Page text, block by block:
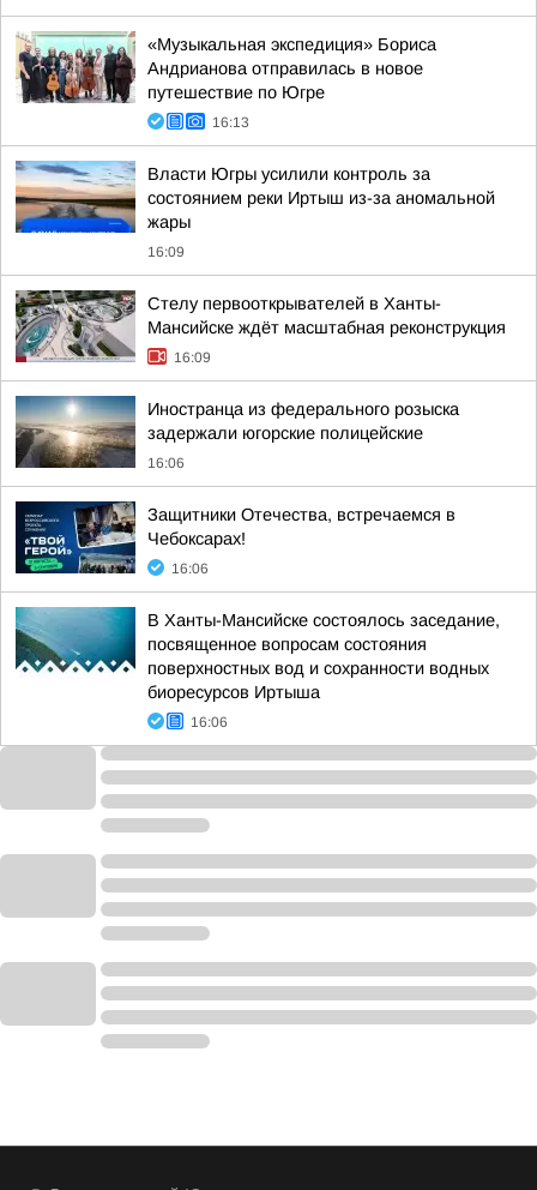
«Музыкальная экспедиция» Бориса
Андрианова отправилась в новое
путешествие по Югре
16:13
Власти Югры усилили контроль за
состоянием реки Иртыш из-за аномальной
жары
16:09
Стелу первооткрывателей в Ханты-
Мансийске ждёт масштабная реконструкция
16:09
Иностранца из федерального розыска
задержали югорские полицейские
16:06
Защитники Отечества, встречаемся в
Чебоксарах!
16:06
В Ханты-Мансийске состоялось заседание,
посвященное вопросам состояния
поверхностных вод и сохранности водных
биоресурсов Иртыша
16:06